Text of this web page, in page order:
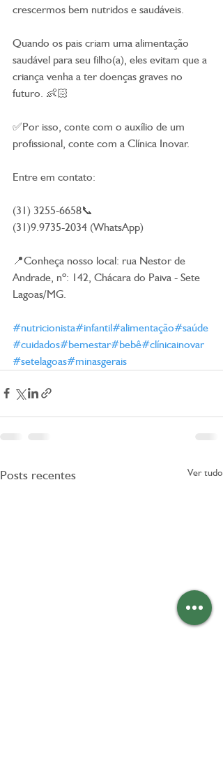
crescermos bem nutridos e saudáveis.
Quando os pais criam uma alimentação
saudável para seu filho(a), eles evitam que a
criança venha a ter doenças graves no
futuro. 👶🏻
✅Por isso, conte com o auxílio de um
profissional, conte com a Clínica Inovar.
Entre em contato:
(31) 3255-6658📞
(31)9.9735-2034 (WhatsApp)
📍Conheça nosso local: rua Nestor de
Andrade, nº: 142, Chácara do Paiva - Sete
Lagoas/MG.
#nutricionista#infantil#alimentação#saúde
#cuidados#bemestar#bebê#clínicainovar
#setelagoas#minasgerais
Posts recentes Ver tudo